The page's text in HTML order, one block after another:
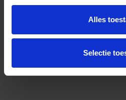
Alles
Selectie